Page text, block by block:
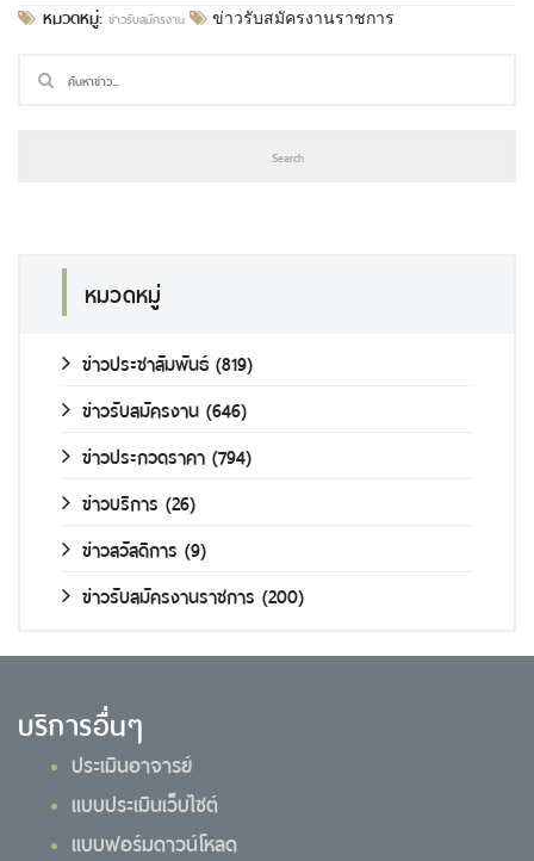
หมวดหมู่: ข่าวรับสมัครงาน ข่าวรับสมัครงานราชการ
หมวดหมู่
ข่าวประชาสัมพันธ์ (819)
ข่าวรับสมัครงาน (646)
ข่าวประกวดราคา (794)
ข่าวบริการ (26)
ข่าวสวัสดิการ (9)
ข่าวรับสมัครงานราชการ (200)
บริการอื่นๆ
ประเมินอาจารย์
แบบประเมินเว็บไซต์
แบบฟอร์มดาวน์โหลด